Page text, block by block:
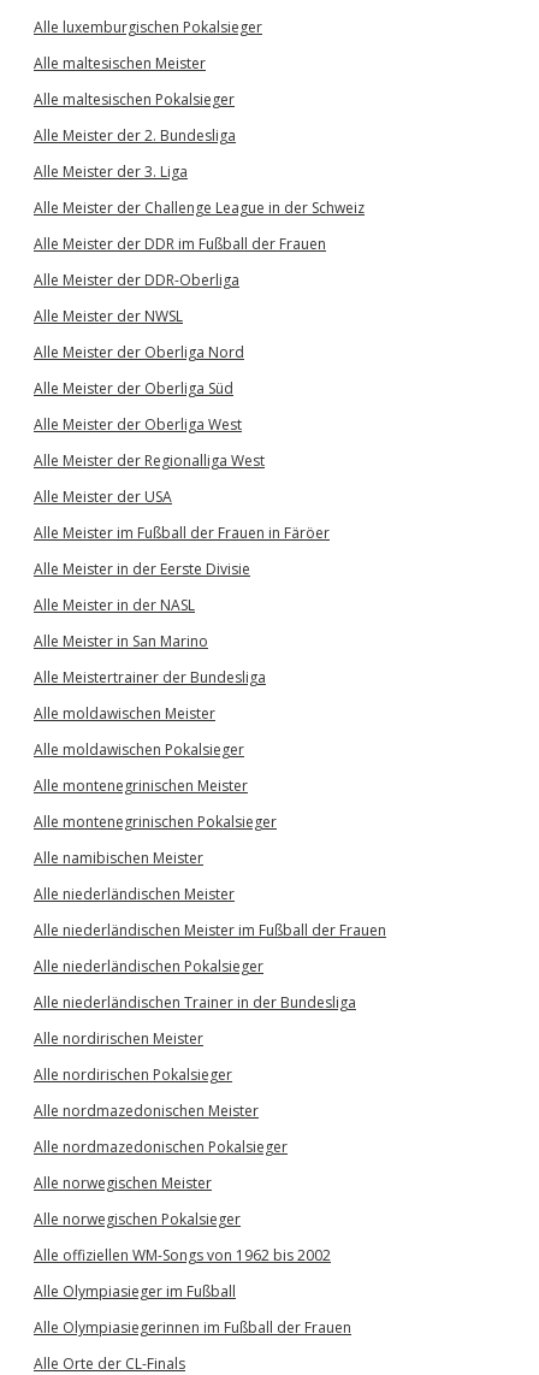
Alle luxemburgischen Pokalsieger
Alle maltesischen Meister
Alle maltesischen Pokalsieger
Alle Meister der 2. Bundesliga
Alle Meister der 3. Liga
Alle Meister der Challenge League in der Schweiz
Alle Meister der DDR im Fußball der Frauen
Alle Meister der DDR-Oberliga
Alle Meister der NWSL
Alle Meister der Oberliga Nord
Alle Meister der Oberliga Süd
Alle Meister der Oberliga West
Alle Meister der Regionalliga West
Alle Meister der USA
Alle Meister im Fußball der Frauen in Färöer
Alle Meister in der Eerste Divisie
Alle Meister in der NASL
Alle Meister in San Marino
Alle Meistertrainer der Bundesliga
Alle moldawischen Meister
Alle moldawischen Pokalsieger
Alle montenegrinischen Meister
Alle montenegrinischen Pokalsieger
Alle namibischen Meister
Alle niederländischen Meister
Alle niederländischen Meister im Fußball der Frauen
Alle niederländischen Pokalsieger
Alle niederländischen Trainer in der Bundesliga
Alle nordirischen Meister
Alle nordirischen Pokalsieger
Alle nordmazedonischen Meister
Alle nordmazedonischen Pokalsieger
Alle norwegischen Meister
Alle norwegischen Pokalsieger
Alle offiziellen WM-Songs von 1962 bis 2002
Alle Olympiasieger im Fußball
Alle Olympiasiegerinnen im Fußball der Frauen
Alle Orte der CL-Finals